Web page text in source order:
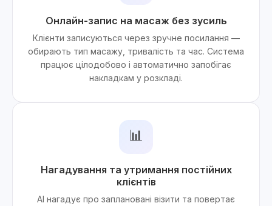
Онлайн-запис на масаж без зусиль
Клієнти записуються через зручне посилання —
обирають тип масажу, тривалість та час. Система
працює цілодобово і автоматично запобігає
накладкам у розкладі.
📊
Нагадування та утримання постійних
клієнтів
AI нагадує про заплановані візити та повертає